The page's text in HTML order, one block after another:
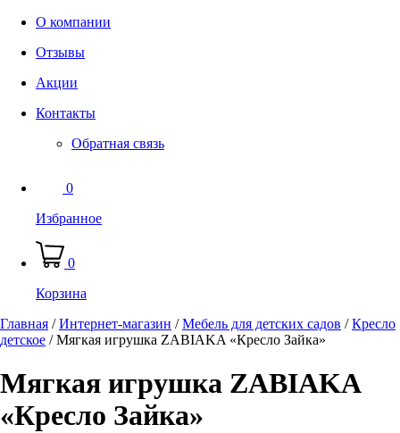
О компании
Отзывы
Акции
Контакты
Обратная связь
0
Избранное
0
Корзина
Главная /Интернет-магазин /Мебель для детских садов /Кресло
детское /Мягкая игрушка ZABIAKA «Кресло Зайка»
Мягкая игрушка ZABIAKA
«Кресло Зайка»